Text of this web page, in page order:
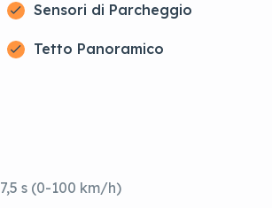
Sensori di Parcheggio
Tetto Panoramico
7,5 s (0-100 km/h)